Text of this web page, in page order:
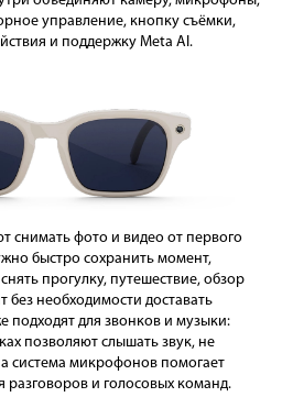
управление, кнопку съёмки,
и поддержку Meta AI.
снимать фото и видео от первого
быстро сохранить момент,
прогулку, путешествие, обзор
без необходимости доставать
подходят для звонков и музыки:
позволяют слышать звук, не
система микрофонов помогает
разговоров и голосовых команд.